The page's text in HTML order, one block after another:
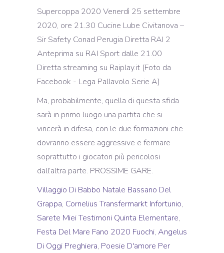
Ma, probabilmente, quella di questa sfida
sarà in primo luogo una partita che si
vincerà in difesa, con le due formazioni che
dovranno essere aggressive e fermare
soprattutto i giocatori più pericolosi
dall’altra parte. PROSSIME GARE.
Villaggio Di Babbo Natale Bassano Del
Grappa, Cornelius Transfermarkt Infortunio,
Sarete Miei Testimoni Quinta Elementare,
Festa Del Mare Fano 2020 Fuochi, Angelus
Di Oggi Preghiera, Poesie D'amore Per